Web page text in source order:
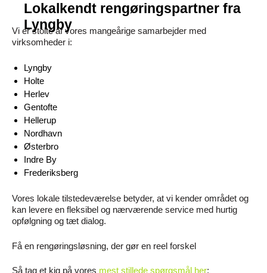
Lokalkendt rengøringspartner fra
Lyngby
Vi er stolte af vores mangeårige samarbejder med
virksomheder i:
Lyngby
Holte
Herlev
Gentofte
Hellerup
Nordhavn
Østerbro
Indre By
Frederiksberg
Vores lokale tilstedeværelse betyder, at vi kender området og
kan levere en fleksibel og nærværende service med hurtig
opfølgning og tæt dialog.
Få en rengøringsløsning, der gør en reel forskel
Så tag et kig på vores mest stillede spørgsmål her: